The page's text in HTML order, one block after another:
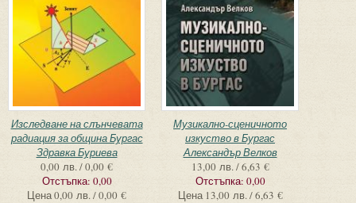
Изследване на слънчевата
радиация за община Бургас
Здравка Буриева
0,00 лв. / 0,00 €
Отстъпка: 0,00
Цена0,00 лв. / 0,00 €
Музикално-сценичното
изкуство в Бургас
Александър Велков
13,00 лв. / 6,63 €
Отстъпка: 0,00
Цена 13,00 лв. / 6,63 €